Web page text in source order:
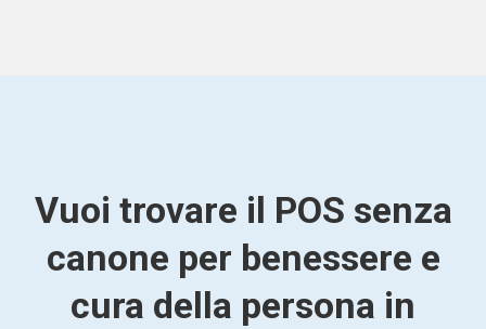
Vuoi trovare il POS senza
canone per benessere e
cura della persona in